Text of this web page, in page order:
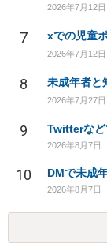
2026年7月12日
7 xでの児童
2026年7月12日
8 未成年者と
2026年7月27日
9 Twitterなど
2026年8月7日
10
2026年8月7日